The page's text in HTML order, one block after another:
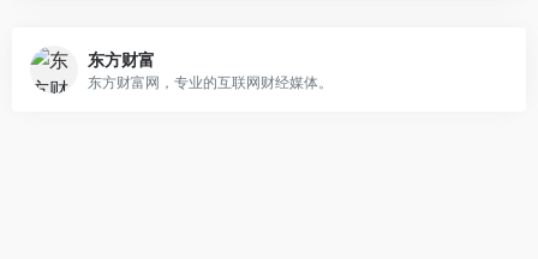
东方财富
东方财富网，专业的互联网财经媒体。